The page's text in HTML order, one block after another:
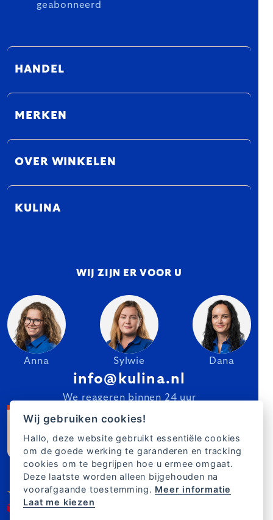
geabonneerd
HANDEL
MERKEN
OVER WINKELEN
KULINA
WIJ ZIJN ER VOOR U
Anna Sylwie Dana
info@kulina.nl
We reageren binnen 24 uur
Wij gebruiken cookies!
Hallo, deze website gebruikt essentiële cookies
om de goede werking te garanderen en tracking
cookies om te begrijpen hoe u ermee omgaat.
Deze laatste worden alleen bijgehouden na
voorafgaande toestemming. Meer informatie
Laat me kiezen